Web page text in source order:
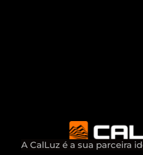
A CalLuz é a sua parceira